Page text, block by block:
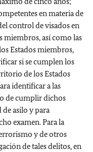
en materia de
control de visados en
miembros, así como las
Estados miembros,
si se cumplen los
de los Estados
identificar a las
de cumplir dichos
asilo y para
examen. Para la
y de otros
de tales delitos, en